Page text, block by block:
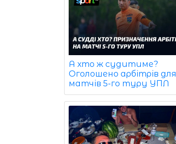
А хто ж судитиме?
Оголошено арбітрів для
матчів 5-го туру УПЛ